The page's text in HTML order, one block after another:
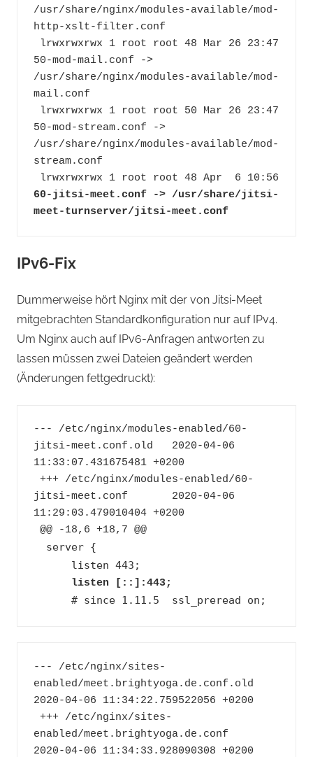
/usr/share/nginx/modules-available/mod-
http-xslt-filter.conf
50-mod-mail.conf ->
/usr/share/nginx/modules-available/mod-
mail.conf
50-mod-stream.conf ->
/usr/share/nginx/modules-available/mod-
stream.conf
60-jitsi-meet.conf -> /usr/share/jitsi-
meet-turnserver/jitsi-meet.conf
IPv6-Fix
Dummerweise hört Nginx mit der von Jitsi-Meet
mitgebrachten Standardkonfiguration nur auf IPv4.
Um Nginx auch auf IPv6-Anfragen antworten zu
lassen müssen zwei Dateien geändert werden
(Änderungen fettgedruckt):
--- /etc/nginx/modules-enabled/60-
jitsi-meet.conf.old   2020-04-06
11:33:07.431675481 +0200
jitsi-meet.conf       2020-04-06
11:29:03.479010404 +0200
@@ -18,6 +18,7 @@
server {
      listen 443;
listen [::]:443;
      # since 1.11.5  ssl_preread on;
--- /etc/nginx/sites-
enabled/meet.brightyoga.de.conf.old
2020-04-06 11:34:22.759522056 +0200
enabled/meet.brightyoga.de.conf
2020-04-06 11:34:33.928090308 +0200